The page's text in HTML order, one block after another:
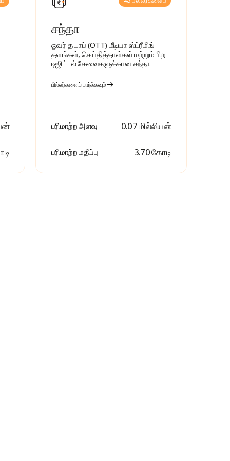
சந்தா
ஓவர் த டாப் (OTT) மீடியா ஸ்ட்ரீமிங்
தளங்கள், செய்தித்தாள்கள் மற்றும் பிற
டிஜிட்டல் சேவைகளுக்கான சந்தா
பில்லர்களைப் பார்க்கவும்
பரிமாற்ற அளவு 0.07 மில்லியன்
பரிமாற்ற மதிப்பு ₹ 3.70 கோடி